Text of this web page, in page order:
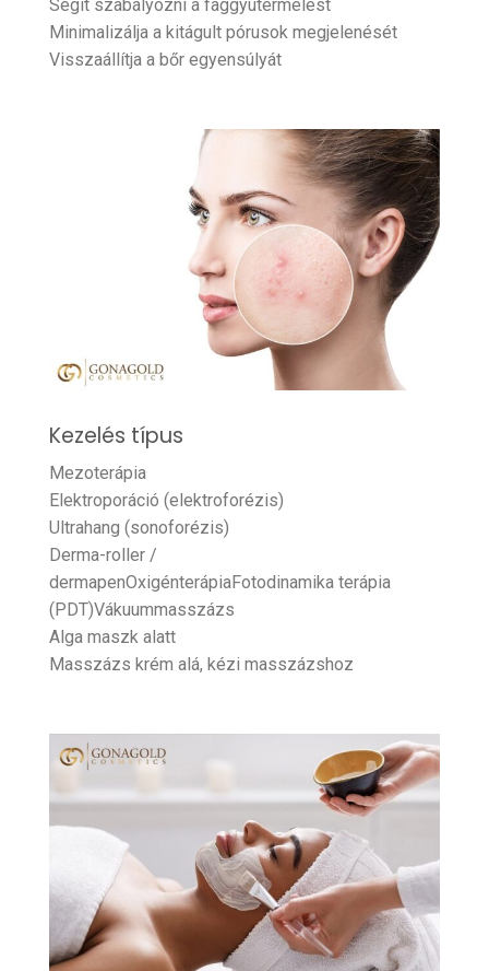
Segít szabályozni a faggyútermelést
Minimalizálja a kitágult pórusok megjelenését
Visszaállítja a bőr egyensúlyát
Kezelés típus
Mezoterápia
Elektroporáció (elektroforézis)
Ultrahang (sonoforézis)
Derma-roller /
dermapenOxigénterápiaFotodinamika terápia
(PDT)Vákuummasszázs
Alga maszk alatt
Masszázs krém alá, kézi masszázshoz